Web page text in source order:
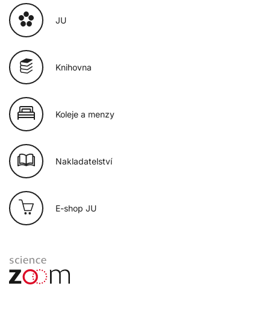
JU
Knihovna
Koleje a menzy
Nakladatelství
E-shop JU